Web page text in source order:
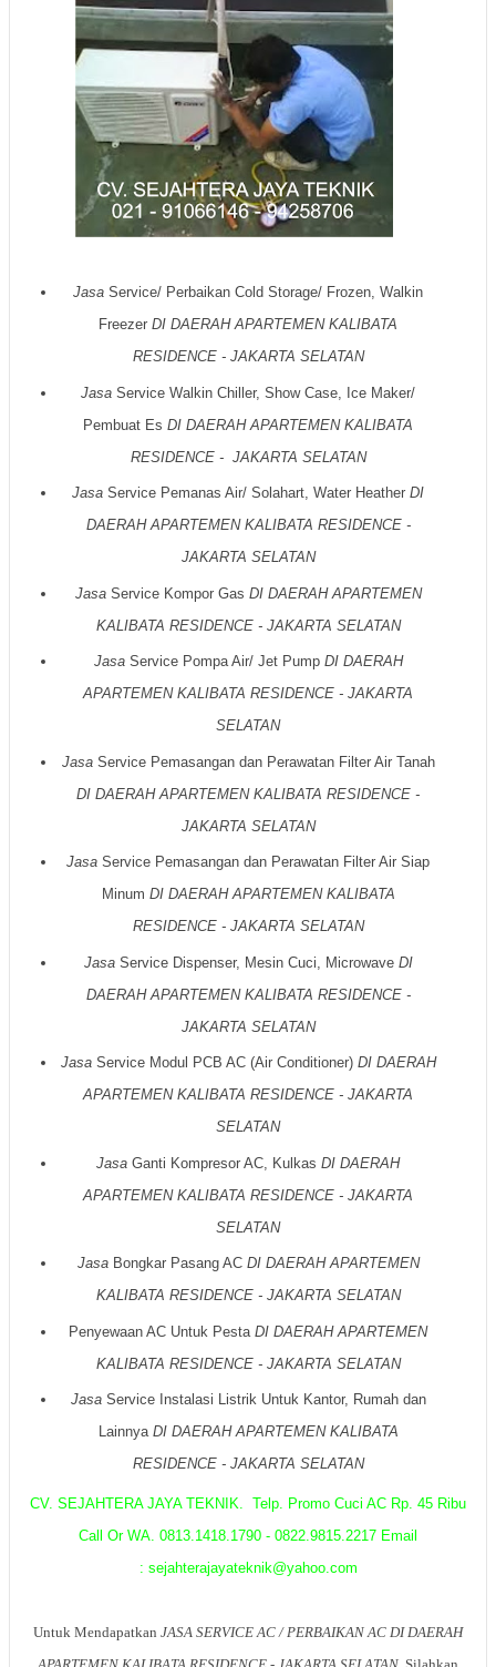
Jasa Service/ Perbaikan Cold Storage/ Frozen, Walkin
Freezer DI DAERAH APARTEMEN KALIBATA
RESIDENCE - JAKARTA SELATAN
Jasa Service Walkin Chiller, Show Case, Ice Maker/
Pembuat Es DI DAERAH APARTEMEN KALIBATA
RESIDENCE - JAKARTA SELATAN
Jasa Service Pemanas Air/ Solahart, Water Heather DI
DAERAH APARTEMEN KALIBATA RESIDENCE -
JAKARTA SELATAN
JasaService Kompor Gas DI DAERAH APARTEMEN
KALIBATA RESIDENCE - JAKARTA SELATAN
Jasa Service Pompa Air/ Jet Pump DI DAERAH
APARTEMEN KALIBATA RESIDENCE - JAKARTA
SELATAN
JasaService Pemasangan dan Perawatan Filter Air Tanah
DI DAERAH APARTEMEN KALIBATA RESIDENCE -
JAKARTA SELATAN
Jasa Service Pemasangan dan Perawatan Filter Air Siap
Minum DI DAERAH APARTEMEN KALIBATA
RESIDENCE - JAKARTA SELATAN
JasaService Dispenser, Mesin Cuci, Microwave DI
DAERAH APARTEMEN KALIBATA RESIDENCE -
JAKARTA SELATAN
JasaService Modul PCB AC (Air Conditioner) DI DAERAH
APARTEMEN KALIBATA RESIDENCE - JAKARTA
SELATAN
Jasa Ganti Kompresor AC, Kulkas DI DAERAH
APARTEMEN KALIBATA RESIDENCE - JAKARTA
SELATAN
JasaBongkar Pasang AC DI DAERAH APARTEMEN
KALIBATA RESIDENCE - JAKARTA SELATAN
Penyewaan AC Untuk Pesta DI DAERAH APARTEMEN
KALIBATA RESIDENCE - JAKARTA SELATAN
JasaService Instalasi Listrik Untuk Kantor, Rumah dan
Lainnya DI DAERAH APARTEMEN KALIBATA
RESIDENCE - JAKARTA SELATAN
CV. SEJAHTERA JAYA TEKNIK. Telp. Promo Cuci AC Rp. 45 Ribu
Call Or WA. 0813.1418.1790 - 0822.9815.2217 Email
: sejahterajayateknik@yahoo.com
Untuk Mendapatkan JASA SERVICE AC / PERBAIKAN AC DI DAERAH